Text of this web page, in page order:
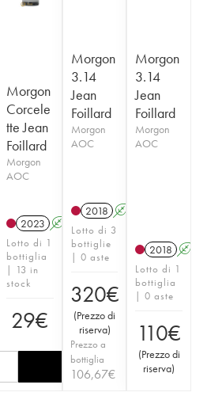
K
Morgon
Corcele
tte Jean
Foillard
Morgon
AOC
2023 A K
Lotto di 1
bottiglia
| 13 in
stock
29€
Morgon
3.14
Jean
Foillard
Morgon
AOC
2018 A
Lotto di 3
bottiglie
| 0 aste
320€
(Prezzo di
riserva)
Prezzo a
bottiglia
106,67€
Morgon
3.14
Jean
Foillard
Morgon
AOC
2018 A
Lotto di 1
bottiglia
| 0 aste
110€
(Prezzo di
riserva)